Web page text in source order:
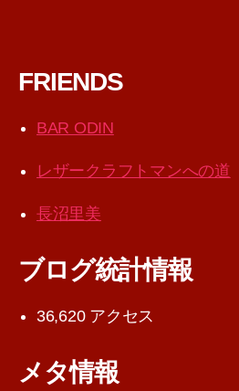
FRIENDS
BAR ODIN
レザークラフトマンへの道
長沼里美
ブログ統計情報
36,620 アクセス
メタ情報